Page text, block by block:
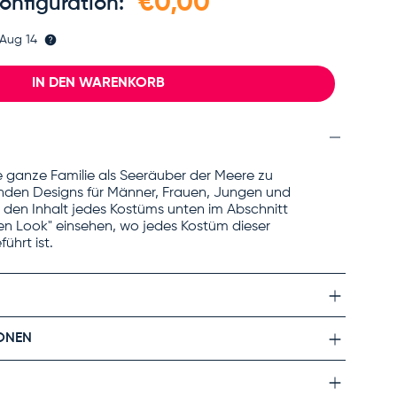
14
IN DEN WARENKORB
Familie als Seeräuber der Meere zu
Designs für Männer, Frauen, Jungen und
Inhalt jedes Kostüms unten im Abschnitt
Look" einsehen, wo jedes Kostüm dieser
ist.